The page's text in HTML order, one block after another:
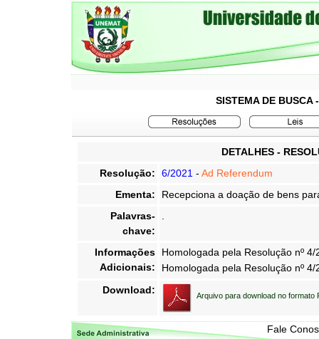
SISTEMA DE BUSCA
DETALHES -
Resolução:
6/2021 - Ad Referendum
Ementa:
Recepciona a doação de bens
Palavras-
chave:
Informações
Adicionais:
Homologada pela Resolução nº
Homologada pela Resolução nº
Download:
Arquivo para download no formato
Fale